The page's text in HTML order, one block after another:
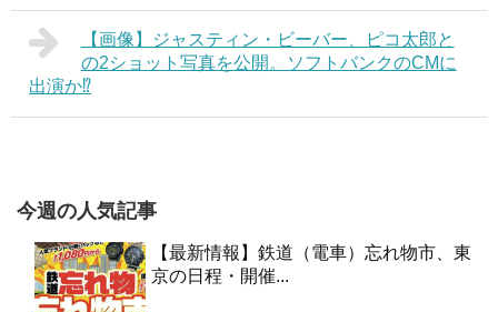
【画像】ジャスティン・ビーバー、ピコ太郎と
の2ショット写真を公開。ソフトバンクのCMに
出演か⁉︎
今週の人気記事
【最新情報】鉄道（電車）忘れ物市、東
京の日程・開催...